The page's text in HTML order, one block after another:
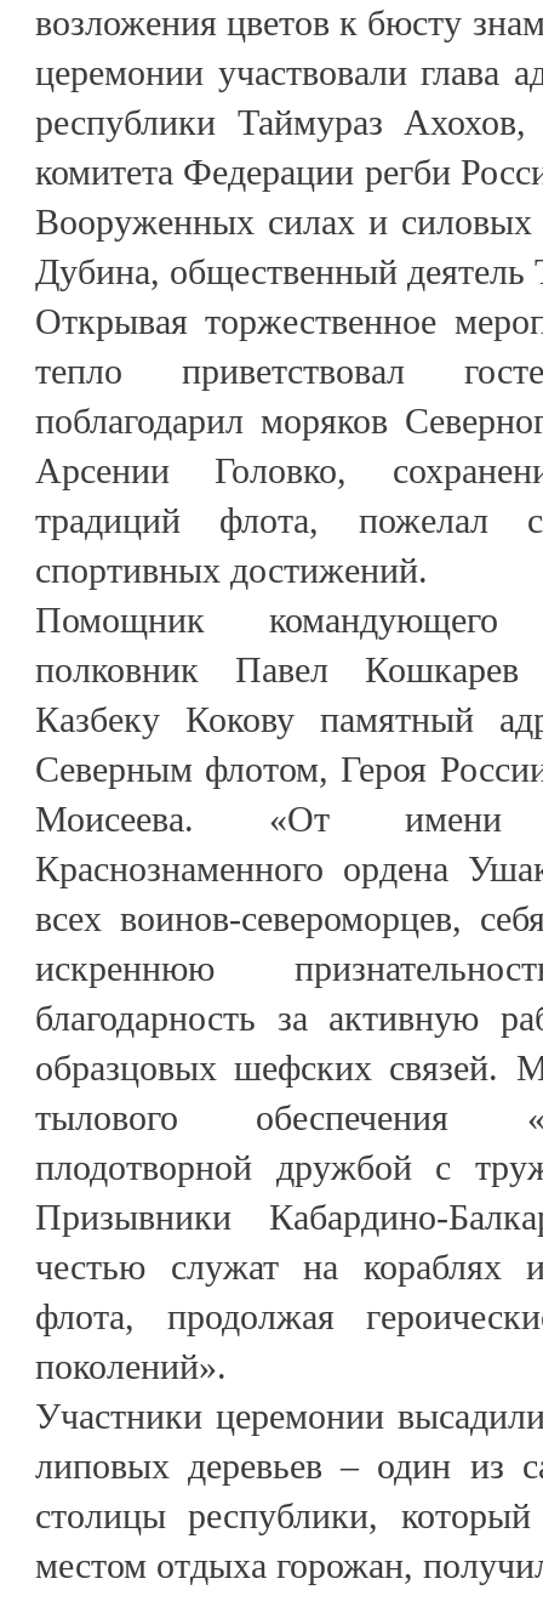
возложения цветов к бюсту
церемонии участвовали глава
республики Таймураз
комитета Федерации регби
Вооруженных силах и силовых
Дубина, общественный
Открывая торжественное
тепло приветствовал
поблагодарил моряков
Арсении Головко,
традиций флота, пожелал
спортивных достижений.
Помощник
полковник Павел
Казбеку Кокову памятный
Северным флотом, Героя
Моисеева. «От имени
Краснознаменного ордена
всех воинов-североморцев,
искреннюю
благодарность за активную
образцовых шефских связей.
тылового обеспечения
плодотворной дружбой с
Призывники Кабардино-
честью служат на кораблях
флота, продолжая
поколений».
Участники церемонии
липовых деревьев – один из
столицы республики,
местом отдыха горожан,